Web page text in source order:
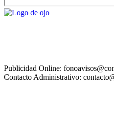
Publicidad Online:
Contacto Administrativo: